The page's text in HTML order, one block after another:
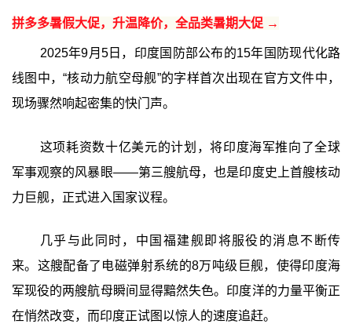
拼多多暑假大促，升温降价，全品类暑期大促 →
2025年9月5日，印度国防部公布的15年国防现代化路
线图中，“核动力航空母舰”的字样首次出现在官方文件中，
现场骤然响起密集的快门声。
这项耗资数十亿美元的计划，将印度海军推向了全球
军事观察的风暴眼——第三艘航母，也是印度史上首艘核动
力巨舰，正式进入国家议程。
几乎与此同时，中国福建舰即将服役的消息不断传
来。这艘配备了电磁弹射系统的8万吨级巨舰，使得印度海
军现役的两艘航母瞬间显得黯然失色。印度洋的力量平衡正
在悄然改变，而印度正试图以惊人的速度追赶。